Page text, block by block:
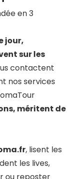
en 3
jour,
sur les
contactent
nos services
méritent de
, lisent les
les lives,